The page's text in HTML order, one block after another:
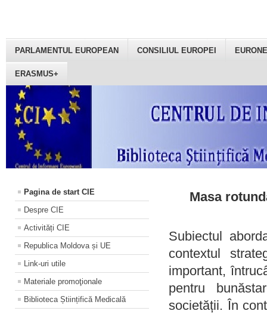
PARLAMENTUL EUROPEAN CONSILIUL EUROPEI
ERASMUS+
Pagina de start CIE
Despre CIE
Activități CIE
Republica Moldova și UE
Link-uri utile
Materiale promoţionale
Biblioteca Științifică Medicală
Masa
Subiectul
contextul
important,
pentru
societății. În